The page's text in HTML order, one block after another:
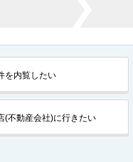
を内覧したい
(不動産会社)に行きたい